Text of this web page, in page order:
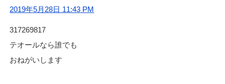
2019年5月28日 11:43 PM
317269817
テオールなら誰でも
おねがいします